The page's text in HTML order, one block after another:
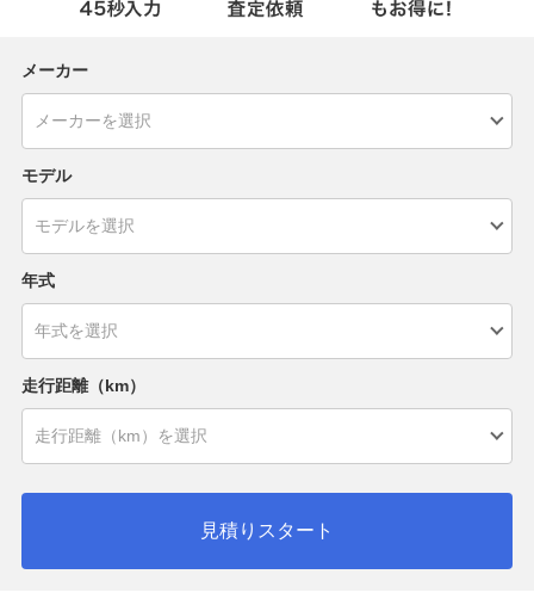
メーカー
モデル
年式
走行距離（km）
見積りスタート